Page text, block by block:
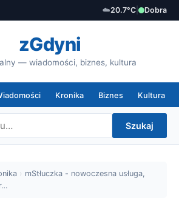
☁️20.7°C Dobra
zGdyni
— wiadomości, biznes, kultura
Kronika Biznes Kultura
Szukaj
› mStłuczka - nowoczesna usługa,